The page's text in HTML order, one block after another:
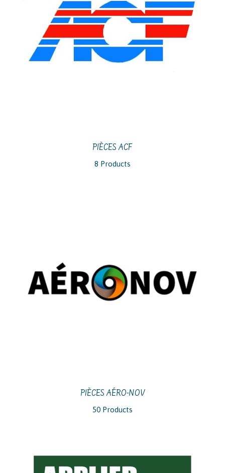
PIÈCES ACF
8 Products
PIÈCES AÉRO-NOV
50 Products